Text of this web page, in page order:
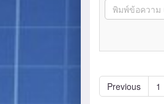
Previous 1